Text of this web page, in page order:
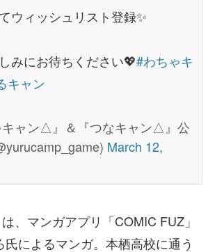
ウィッシュリスト登録✨
みにお待ちください💖#わちゃキ
キャン
ャン△』＆『つなキャン△』公
March 12,
、マンガアプリ「COMIC FUZ」
によるマンガ。本栖高校に通う